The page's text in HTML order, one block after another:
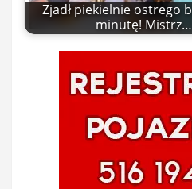
Zjadł piekielnie ostrego
minutę! Mistrz…